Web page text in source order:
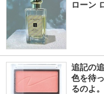
ローン
追記の
色を待
るのよ